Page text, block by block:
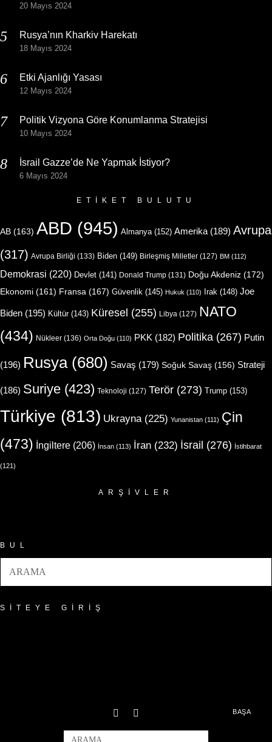
20 Mayıs 2024
Rusya’nın Kharkiv Harekatı
18 Mayıs 2024
Etki Ajanlığı Yasası
12 Mayıs 2024
Politik Vizyona Göre Konumlanma Stratejisi
10 Mayıs 2024
İsrail Gazze’de Ne Yapmak İstiyor?
6 Mayıs 2024
ETIKET BULUTU
AB (163) ABD (945) Almanya (152) Amerika (189) Avrupa
(317) Avrupa Birliği (133) Biden (149) Birleşmiş Milletler (127) BM (112)
Demokrasi (220) Devlet (141) Donald Trump (131) Doğu Akdeniz (172)
Ekonomi (161) Fransa (167) Güvenlik (145) Hukuk (110) Irak (148) Joe
Biden (195) Kültür(143) Küresel (255) Libya (127) NATO
(434) Nükleer (136) Orta Doğu (110) PKK (182) Politika (267) Putin
(196) Rusya(680) Savaş (179) Soğuk Savaş (156) Strateji
(186) Suriye (423) Teknoloji (127) Terör (273) Trump (153)
Türkiye (813) Ukrayna(225) Yunanistan (111) Çin
(473) İngiltere (206) İnsan (113) İran (232) İsrail (276) İstihbarat
(121)
ARŞIVLER
BUL
SITEYE GIRIŞ
BAŞA